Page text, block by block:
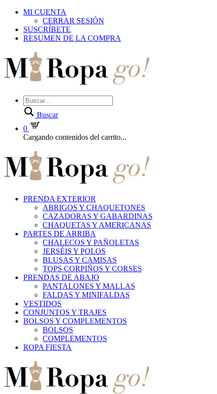
MI CUENTA
CERRAR SESIÓN
SUSCRÍBETE
RESUMEN DE LA COMPRA
Buscar
0
Cargando contenidos del carrito...
PRENDA EXTERIOR
ABRIGOS Y CHAQUETONES
CAZADORAS Y GABARDINAS
CHAQUETAS Y AMERICANAS
PARTES DE ARRIBA
CHALECOS Y PAÑOLETAS
JERSÉIS Y POLOS
BLUSAS Y CAMISAS
TOPS CORPIÑOS Y CORSES
PRENDAS DE ABAJO
PANTALONES Y MALLAS
FALDAS Y MINIFALDAS
VESTIDOS
CONJUNTOS Y TRAJES
BOLSOS Y COMPLEMENTOS
BOLSOS
COMPLEMENTOS
ROPA FIESTA